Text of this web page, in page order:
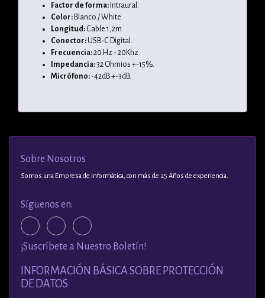
Factor de forma: Intraural.
Color: Blanco / White.
Longitud: Cable 1,2m.
Conector:USB-C Digital.
Frecuencia:20 Hz - 20Khz.
Impedancia:32 Ohmios +-15%.
Micrófono: -42dB +-3dB.
Sobre Nosotros
Somos una Empresa de Informática, con más de 25 Años de experiencia.
Síguenos en:
¡Suscríbete a Nuestro Boletín!
INFORMACIÓN BÁSICA SOBRE PROTECCIÓN
DE DATOS